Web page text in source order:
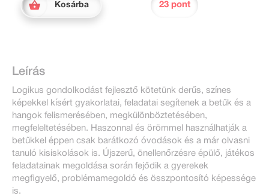
Kosárba 23 pont
Leírás
Logikus gondolkodást fejlesztő kötetünk derűs, színes
képekkel kísért gyakorlatai, feladatai segítenek a betűk és a
hangok felismerésében, megkülönböztetésében,
megfeleltetésében. Haszonnal és örömmel használhatják a
betűkkel éppen csak barátkozó óvodások és a már olvasni
tanuló kisiskolások is. Újszerű, önellenőrzésre épülő, játékos
feladatainak megoldása során fejődik a gyerekek
megfigyelő, problémamegoldó és összpontosító képessége
is.